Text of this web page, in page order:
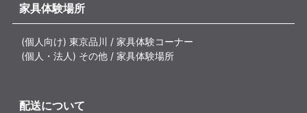
家具体験場所
(個人向け) 東京品川 / 家具体験コーナー
(個人・法人) その他 / 家具体験場所
配送について